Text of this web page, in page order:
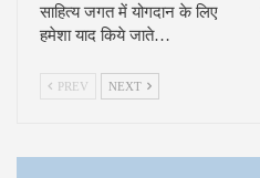
साहित्य जगत में योगदान के लिए
हमेशा याद किये जाते…
PREV NEXT